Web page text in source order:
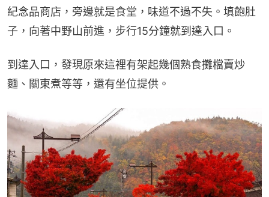
紀念品商店，旁邊就是食堂，味道不過不失。填飽肚
子，向著中野山前進，步行15分鐘就到達入口。
到達入口，發現原來這裡有架起幾個熟食攤檔賣炒
麵、關東煮等等，還有坐位提供。